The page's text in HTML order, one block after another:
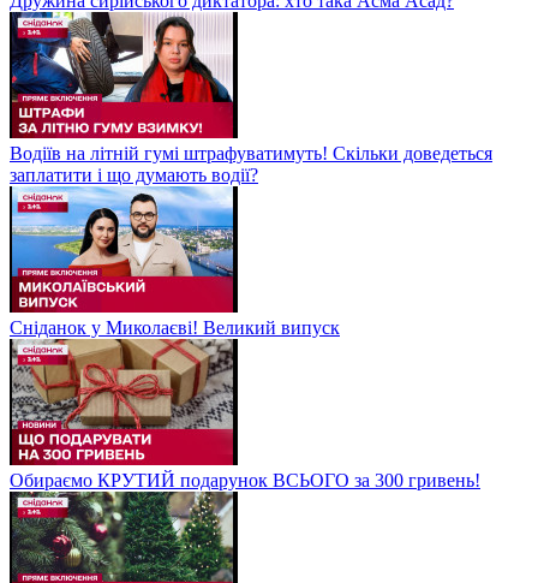
Водіїв на літній гумі штрафуватимуть! Скільки доведеться
заплатити і що думають водії?
Сніданок у Миколаєві! Великий випуск
Обираємо КРУТИЙ подарунок ВСЬОГО за 300 гривень!